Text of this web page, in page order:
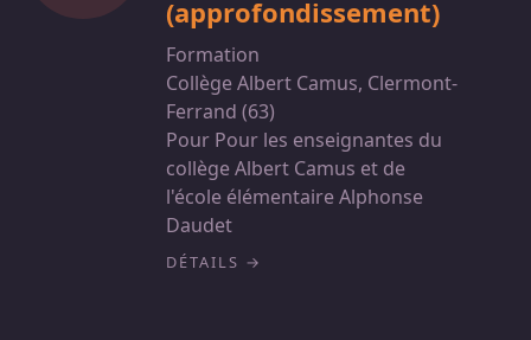
(approfondissement)
Formation
Collège Albert Camus, Clermont-
Ferrand (63)
Pour Pour les enseignantes du
collège Albert Camus et de
l'école élémentaire Alphonse
Daudet
DÉTAILS